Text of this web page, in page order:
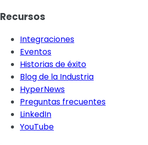
Recursos
Integraciones
Eventos
Historias de éxito
Blog de la Industria
HyperNews
Preguntas frecuentes
LinkedIn
YouTube